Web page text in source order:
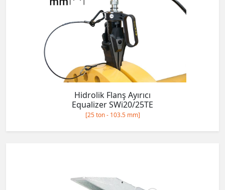
Hidrolik Flanş Ayırıcı
Equalizer SWi20/25TE
[25 ton - 103.5 mm]